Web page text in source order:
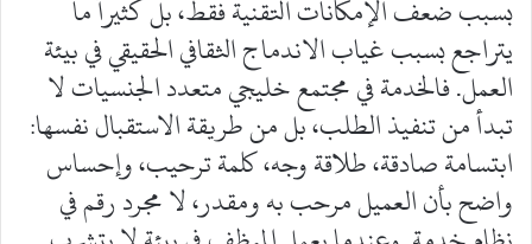
بسبب ضعف الإمكانات التقنية فقط، بل كثيراً ما
يتراجع بسبب غياب الاندماج الثقافي الحقيقي في بيئة
العمل. فالخدمة في مجتمع خليجي متعدد الجنسيات لا
تبدأ من تنفيذ الطلب، بل من طريقة الاستقبال نفسها:
ابتسامة صادقة، طلاقة وجه، كلمة ترحيب، وإحساس
واضح بأن العميل مرحب به ومقدر، لا مجرد رقم في